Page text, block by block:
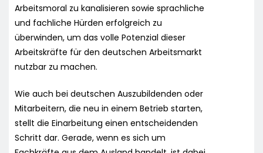
Arbeitsmoral zu kanalisieren sowie sprachliche
und fachliche Hürden erfolgreich zu
überwinden, um das volle Potenzial dieser
Arbeitskräfte für den deutschen Arbeitsmarkt
nutzbar zu machen.
Wie auch bei deutschen Auszubildenden oder
Mitarbeitern, die neu in einem Betrieb starten,
stellt die Einarbeitung einen entscheidenden
Schritt dar. Gerade, wenn es sich um